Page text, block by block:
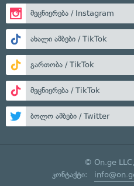
მეცნიერება / Instagram
ახალი ამბები / TikTok
გართობა / TikTok
მეცნიერება / TikTok
ბოლო ამბები / Twitter
© On.ge
კონტაქტი: